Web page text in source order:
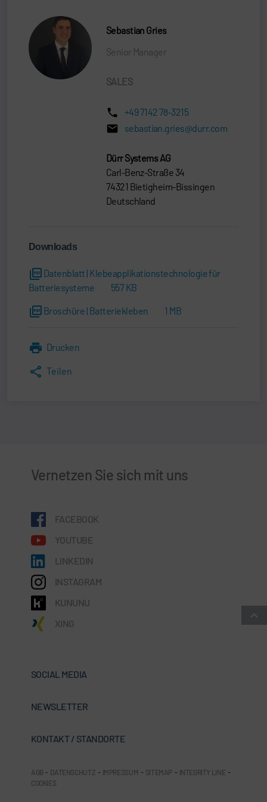
Sebastian Gries
Senior Manager
SALES
+49 7142 78-3215
sebastian.gries@durr.com
Dürr Systems AG
Carl-Benz-Straße 34
74321 Bietigheim-Bissingen
Deutschland
Downloads
Datenblatt | Klebeapplikationstechnologie für
Batteriesysteme
557 KB
Broschüre | Batteriekleben 1 MB
Drucken
Teilen
Vernetzen Sie sich mit uns
FACEBOOK
YOUTUBE
LINKEDIN
INSTAGRAM
KUNUNU
XING
SOCIAL MEDIA
NEWSLETTER
KONTAKT / STANDORTE
AGB - DATENSCHUTZ - IMPRESSUM - SITEMAP - INTEGRITY LINE -
COOKIES